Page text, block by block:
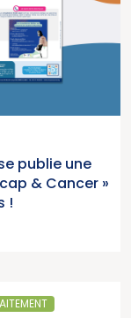
publie une
& Cancer »
!